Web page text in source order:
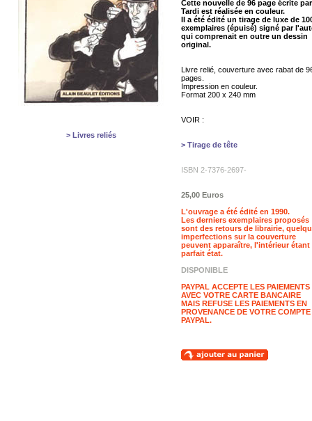
> Livres reliés
Cette nouvelle de 96 page écrite par
Tardi est réalisée en couleur.
Il a été édité un tirage de luxe de
exemplaires (épuisé) signé par
qui comprenait en outre un dessin
original.
Livre relié, couverture avec rabat de
pages.
Impression en couleur.
Format 200 x 240 mm
VOIR :
> Tirage de tête
ISBN 2-7376-2697-
25,00 Euros
L'ouvrage a été édité en 1990.
Les derniers exemplaires proposés
sont des retours de librairie,
imperfections sur la couverture
peuvent apparaître, l'intérieur étant
parfait état.
DISPONIBLE
PAYPAL ACCEPTE LES PAIEMENTS
AVEC VOTRE CARTE BANCAIRE
MAIS REFUSE LES PAIEMENTS EN
PROVENANCE DE VOTRE COMPTE
PAYPAL.